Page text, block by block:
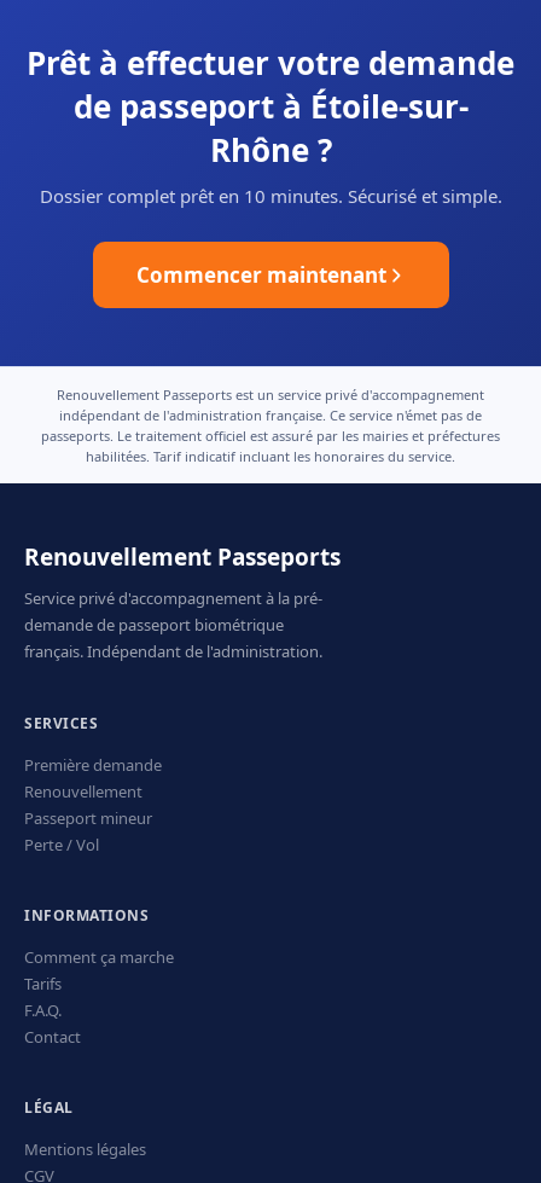
Prêt à effectuer votre demande
de passeport à Étoile-sur-
Rhône ?
Dossier complet prêt en 10 minutes. Sécurisé et simple.
Commencer maintenant
Renouvellement Passeports est un service privé d'accompagnement
indépendant de l'administration française. Ce service n'émet pas de
passeports. Le traitement officiel est assuré par les mairies et préfectures
habilitées. Tarif indicatif incluant les honoraires du service.
Renouvellement Passeports
Service privé d'accompagnement à la pré-
demande de passeport biométrique
français. Indépendant de l'administration.
SERVICES
Première demande
Renouvellement
Passeport mineur
Perte / Vol
INFORMATIONS
Comment ça marche
Tarifs
F.A.Q.
Contact
LÉGAL
Mentions légales
CGV